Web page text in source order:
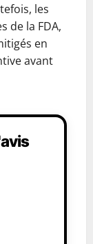
les
de la FDA,
en
avant